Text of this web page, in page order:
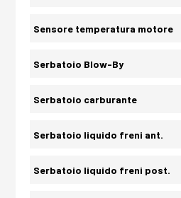
Sensore temperatura motore
Serbatoio Blow-By
Serbatoio carburante
Serbatoio liquido freni ant.
Serbatoio liquido freni post.